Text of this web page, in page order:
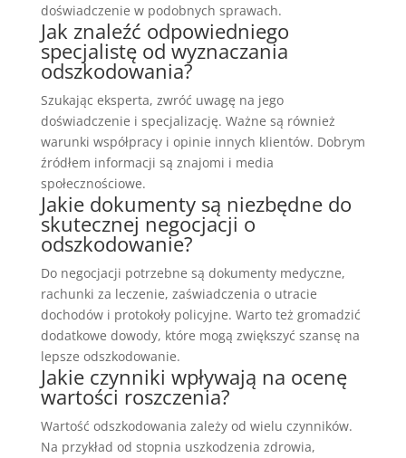
doświadczenie w podobnych sprawach.
Jak znaleźć odpowiedniego
specjalistę od wyznaczania
odszkodowania?
Szukając eksperta, zwróć uwagę na jego
doświadczenie i specjalizację. Ważne są również
warunki współpracy i opinie innych klientów. Dobrym
źródłem informacji są znajomi i media
społecznościowe.
Jakie dokumenty są niezbędne do
skutecznej negocjacji o
odszkodowanie?
Do negocjacji potrzebne są dokumenty medyczne,
rachunki za leczenie, zaświadczenia o utracie
dochodów i protokoły policyjne. Warto też gromadzić
dodatkowe dowody, które mogą zwiększyć szansę na
lepsze odszkodowanie.
Jakie czynniki wpływają na ocenę
wartości roszczenia?
Wartość odszkodowania zależy od wielu czynników.
Na przykład od stopnia uszkodzenia zdrowia,